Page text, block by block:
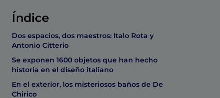
Índice
Dos espacios, dos maestros: Italo Rota y
Antonio Citterio
Se exponen 1600 objetos que han hecho
historia en el diseño italiano
En el exterior, los misteriosos baños de De
Chirico